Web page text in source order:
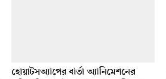
হোয়াটসঅ্যাপের বার্তা অ্যানিমেশনের